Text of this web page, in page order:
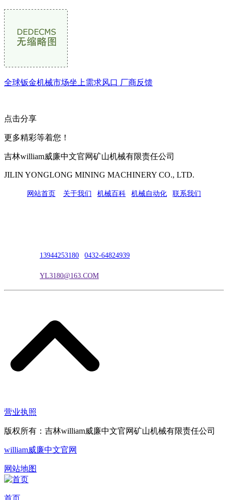
全球钣金机械市场坐上需求风口 厂商反馈
点击分享
更多精彩等着您！
吉林william威廉中文官网矿山机械有限责任公司
JILIN YONGLONG MINING MACHINERY CO., LTD.
网站首页 关于我们 机械百科 机械自动化 联系我们
13944253180 0432-64824939
YL3180@163.COM
营业执照
版权所有：吉林william威廉中文官网矿山机械有限责任公司
william威廉中文官网
网站地图
首页